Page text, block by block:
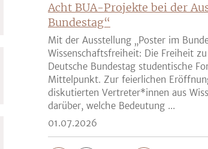
Acht BUA-Projekte bei der
Bundestag“
Mit der Ausstellung „Poster im
Wissenschaftsfreiheit: Die Freiheit
Deutsche Bundestag studentische
Mittelpunkt. Zur feierlichen
diskutierten Vertreter*innen aus
darüber, welche Bedeutung ...
01.07.2026